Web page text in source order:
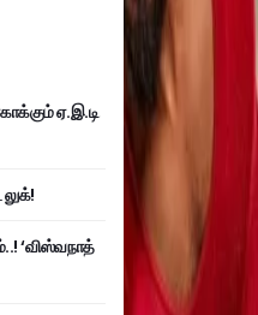
ஏ.இ.டி
‘விஸ்வநாத்